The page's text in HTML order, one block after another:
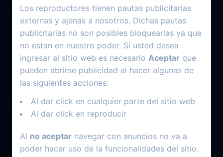
Los reproductores tienen pautas publicitarias
externas y ajenas a nosotros. Dichas pautas
publicitarias no son posibles bloquearlas ya que
no estan en nuestro poder. Si usted desea
ingresar al sitio web es necesario Aceptar que
pueden abrirse publicidad al hacer algunas de
las siguientes acciones:
Al dar click en cualquier parte del sitio web
Al dar click en reproducir
Al no aceptar navegar con anuncios no va a
poder hacer uso de la funcionalidades del sitio.